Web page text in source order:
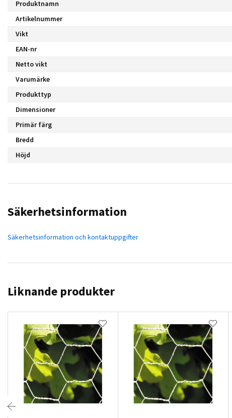
Produktnamn
Artikelnummer
Vikt
EAN-nr
Netto vikt
Varumärke
Produkttyp
Dimensioner
Primär färg
Bredd
Höjd
Säkerhetsinformation
Säkerhetsinformation och kontaktuppgifter
Liknande produkter